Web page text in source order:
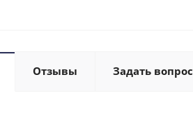
Отзывы Задать вопрос